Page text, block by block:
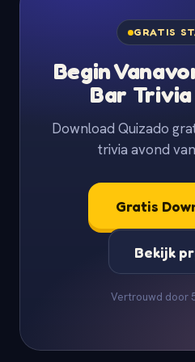
GRATIS
Begin
Bar
Download Quizado
trivia avond
Gratis
Bekijk
Vertrouwd door